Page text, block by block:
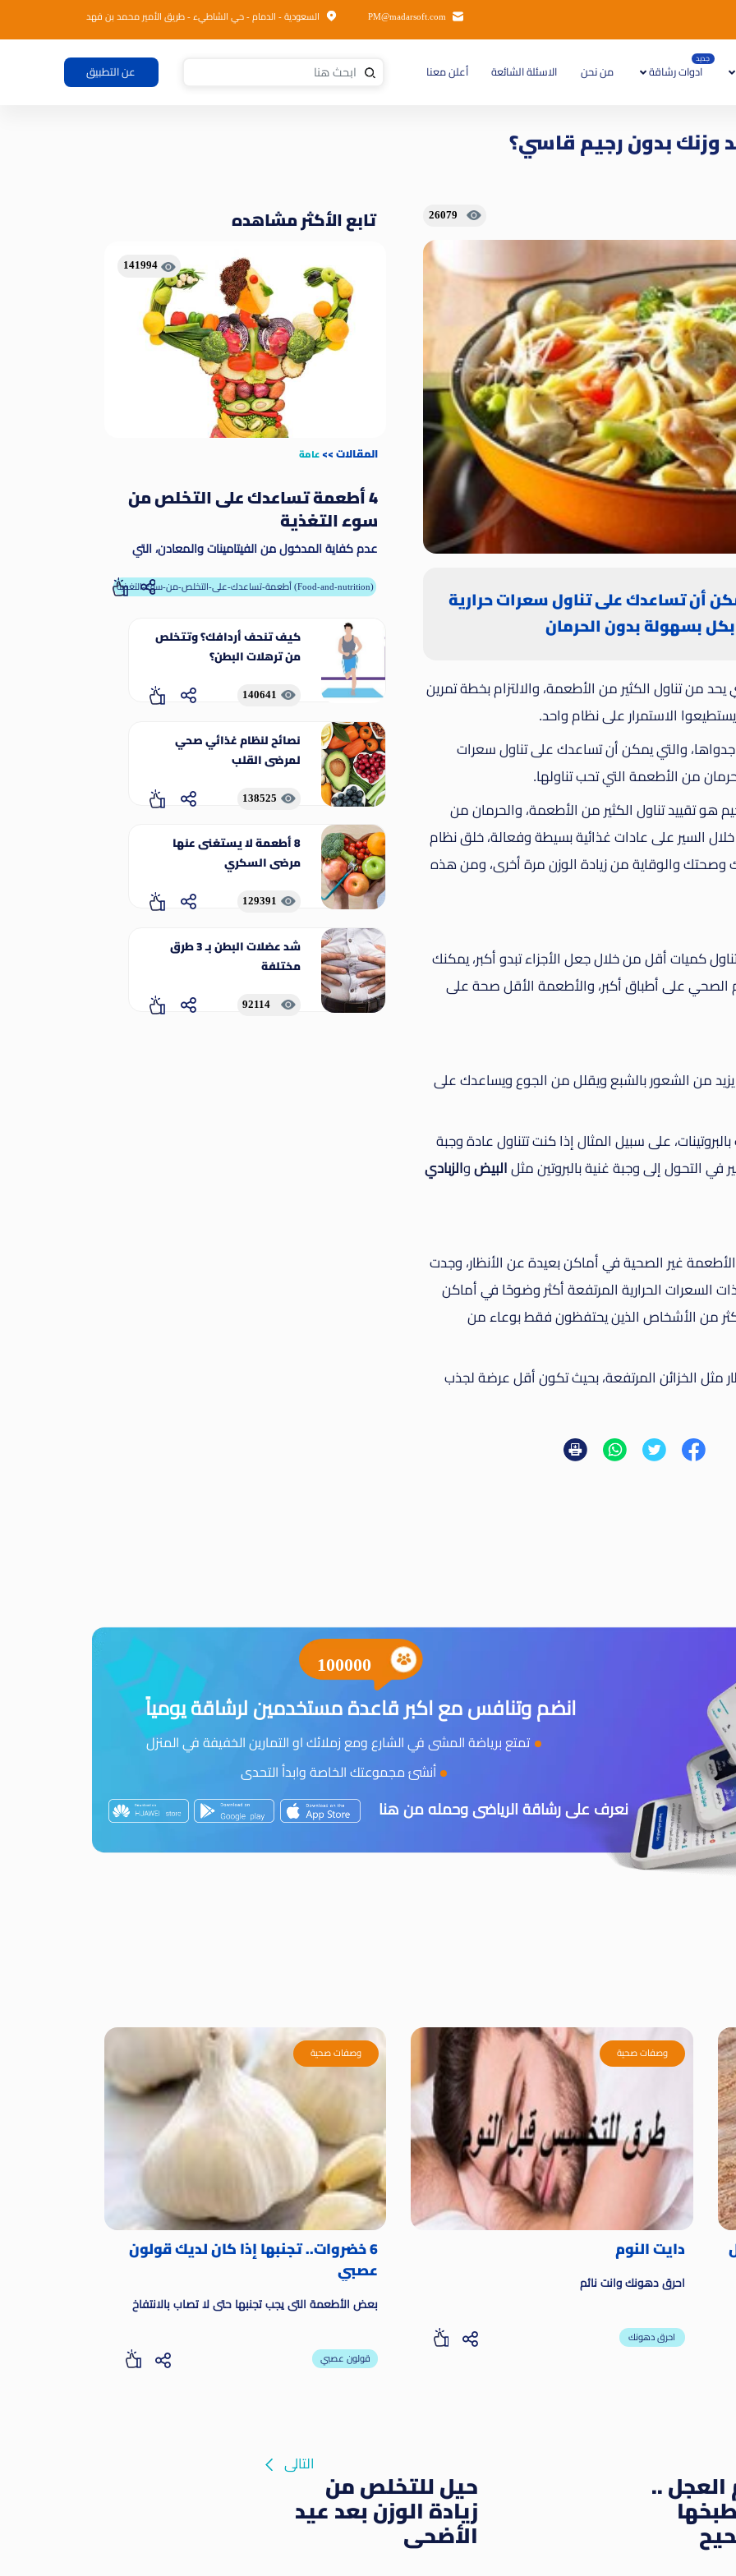
PM@madarsoft.com السعودية - الدمام - حي الشاطيء - طريق الأمير محمد بن فهد
جديد
ادوات رشاقة من نحن الاسئلة الشائعة أعلن معنا عن التطبيق
وزنك بدون رجيم قاسي؟
26079
أن تساعدك على تناول سعرات حرارية
بسهولة بدون الحرمان
من تناول الكثير من الأطعمة، والالتزام بخطة تمرين
الاستمرار على نظام واحد.
جدواها، والتي يمكن أن تساعدك على تناول سعرات
من الأطعمة التي تحب تناولها.
هو تقييد تناول الكثير من الأطعمة، والحرمان من
السير على عادات غذائية بسيطة وفعالة، خلق نظام
والوقاية من زيادة الوزن مرة أخرى، ومن هذه
كميات أقل من خلال جعل الأجزاء تبدو أكبر، يمكنك
على أطباق أكبر، والأطعمة الأقل صحة على
يزيد من الشعور بالشبع ويقلل من الجوع ويساعدك على
على سبيل المثال إذا كنت تتناول عادة وجبة
التحول إلى وجبة غنية بالبروتين مثل البيض والزبادي
غير الصحية في أماكن بعيدة عن الأنظار، وجدت
السعرات الحرارية المرتفعة أكثر وضوحًا في أماكن
من الأشخاص الذين يحتفظون فقط بوعاء من
مثل الخزائن المرتفعة، بحيث تكون أقل عرضة لجذب
تابع الأكثر مشاهده
141994
المقالات>>عامة
4 أطعمة تساعدك على التخلص من
سوء التغذية
عدم كفاية المدخول من الفيتامينات والمعادن، التي
المغذيات الدقيقة الجسم من إنتاج الإنزيمات والهرمونات
وغيرها من المواد اللازمة للنمو والنماء على نحو ملائم
أطعمة-تساعدك-على-التخلص-من-سوء-التغذية (Food-and-nutrition)
كيف تنحف أردافك؟ وتتخلص
من ترهلات البطن؟
140641
نصائح لنظام غذائي صحي
لمرضى القلب
138525
8 أطعمة لا يستغنى عنها
مرضى السكري
129391
شد عضلات البطن بـ 3 طرق
مختلفة
92114
100000
انضم وتنافس مع اكبر قاعدة مستخدمين لرشاقة يومياً
تمتع برياضة المشى في الشارع ومع زملائك او التمارين الخفيفة في المنزل
أنشئ مجموعتك الخاصة وابدأ التحدى
نعرف على رشاقة الرياضى وحمله من هنا
وصفات صحية
دايت النوم
احرق دهونك وانت نائم
احرق دهونك
وصفات صحية
6 خضروات.. تجنبها إذا كان لديك قولون
عصبي
بعض الأطعمة التى يجب تجنبها حتى لا تصاب بالانتفاخ
قولون عصبي
العجل ..
التالى
حيل للتخلص من
زيادة الوزن بعد عيد
الأضحى